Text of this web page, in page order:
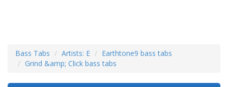
Bass Tabs Artists: E
Earthtone9 bass tabs
Grind &amp; Click bass tabs